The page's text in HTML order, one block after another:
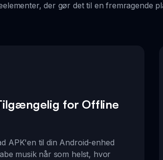
der gør det til en fremragende
for Offline
APK'en til din Android-enhed
musik når som helst, hvor